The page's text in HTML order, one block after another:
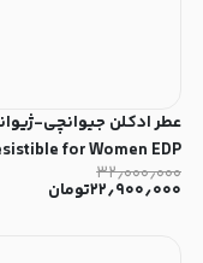
عطر ادکلن جیوانچی-
for Women EDP
۳۲٫۰۰۰٫۰۰۰
۲۲٫۹۰۰٫۰۰۰تومان